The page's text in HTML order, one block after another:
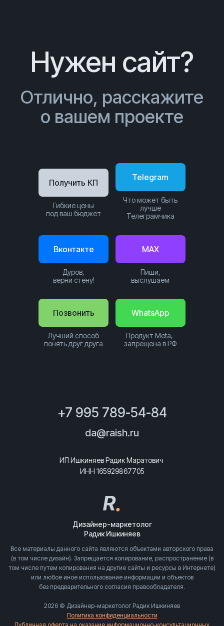
Нужен сайт?
Отлично, расскажите
о вашем проекте
Позвонить
Лучший способ
понять друг друга
WhatsApp
Продукт Meta,
запрещена в РФ
Telegram
Что может быть
лучше
Телеграмчика
Вконтакте
Дуров,
верни стену!
Получить КП
Гибкие цены
под ваш бюджет
MAX
Пиши,
выслушаем
+7 995 789-54-84
da@raish.ru
ИП Ишкиняев Радик Маратович
ИНН 165929867705
R.
Дизайнер-маркетолог
Радик Ишкиняев
Все материалы данного сайта являются объектами авторского права
(в том числе дизайн). Запрещается копирование, распространение (в
том числе путем копирования на другие сайты и ресурсы в Интернете)
или любое иное использование информации и объектов
без предварительного согласия правообладателя.
2026 © Дизайнер-маркетолог Радик Ишкиняев
Политика конфиденциальности